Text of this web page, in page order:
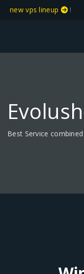
new vps lineup !
Best Service